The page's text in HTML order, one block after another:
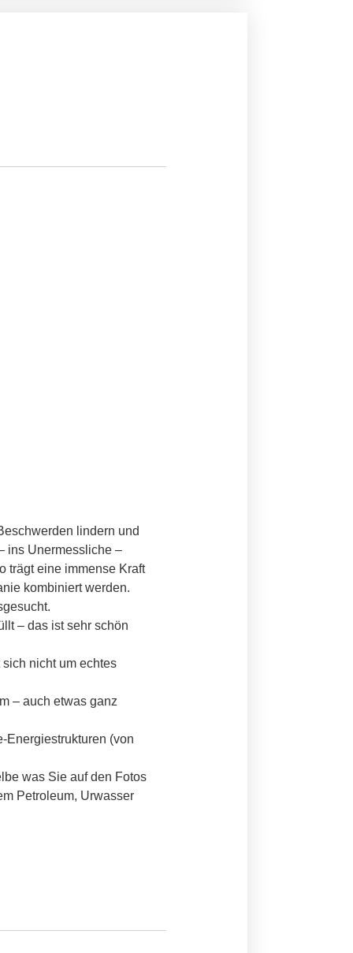
lindern und
ins Unermessliche –
trägt eine immense Kraft
kombiniert werden.
– das ist sehr schön
nicht um echtes
– auch etwas ganz
Energiestrukturen (von
was Sie auf den Fotos
Petroleum, Urwasser